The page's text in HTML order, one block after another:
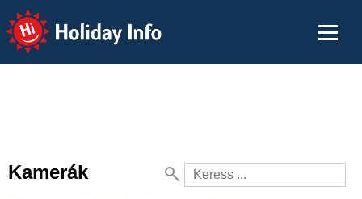
Holiday Info
Kamerák